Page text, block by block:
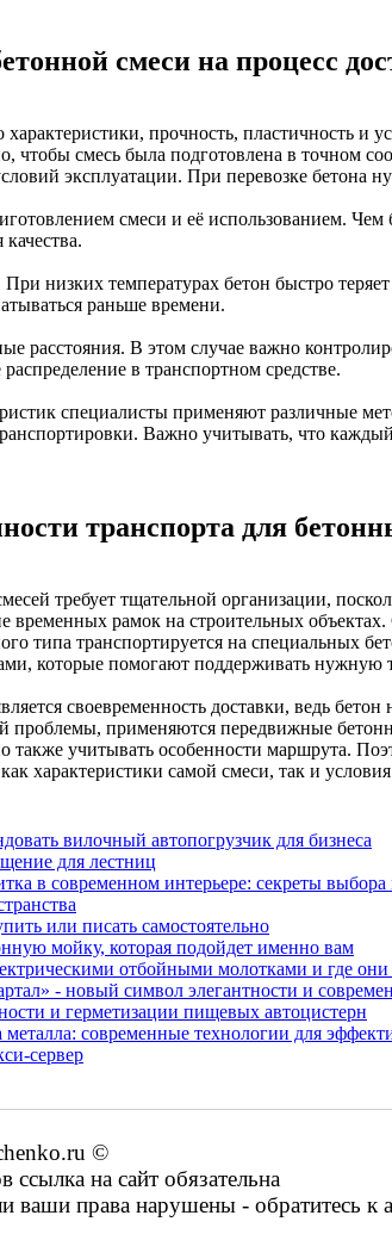
смеси на процесс
характеристики, прочность, пластичность и
чтобы смесь была подготовлена в точном
эксплуатации. При перевозке бетона
смеси и её использованием. Чем
низких температурах бетон быстро
раньше времени.
расстояния. В этом случае важно
в транспортном средстве.
специалисты применяют различные
Важно учитывать, что
транспорта для
требует тщательной организации,
временных рамок на строительных
типа транспортируется на специальных
которые помогают поддерживать нужную
своевременность доставки, ведь бетон
проблемы, применяются передвижные
также учитывать особенности маршрута.
характеристики самой смеси, так и
вилочный автопогрузчик для бизнеса
для лестниц
в современном интерьере: секреты выбора
или писать самостоятельно
мойку, которая подойдет именно вам
отбойными молотками и где
- новый символ элегантности и
и герметизации пищевых автоцистерн
металла: современные технологии для
сервер
©
на сайт обязательна
ваши права нарушены - обратитесь к